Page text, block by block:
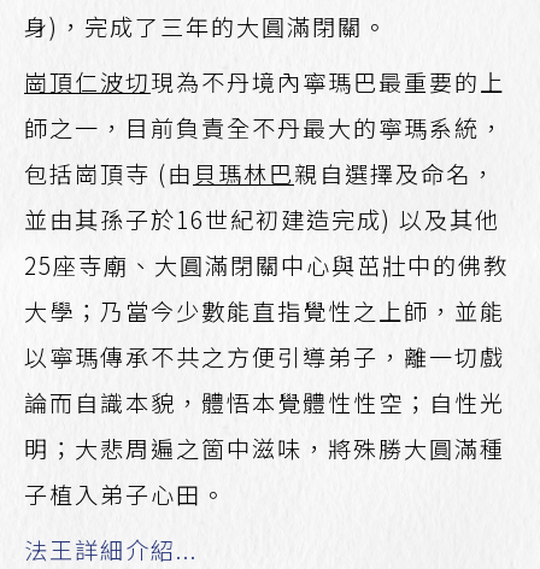
身)，完成了三年的大圓滿閉關。
崗頂仁波切現為不丹境內寧瑪巴最重要的上
師之一，目前負責全不丹最大的寧瑪系統，
包括崗頂寺 (由 貝瑪林巴親自選擇及命名，
並由其孫子於16世紀初建造完成) 以及其他
25座寺廟、大圓滿閉關中心與茁壯中的佛教
大學；乃當今少數能直指覺性之上師，並能
以寧瑪傳承不共之方便引導弟子，離一切戲
論而自識本貌，體悟本覺體性性空；自性光
明；大悲周遍之箇中滋味，將殊勝大圓滿種
子植入弟子心田。
法王詳細介紹...